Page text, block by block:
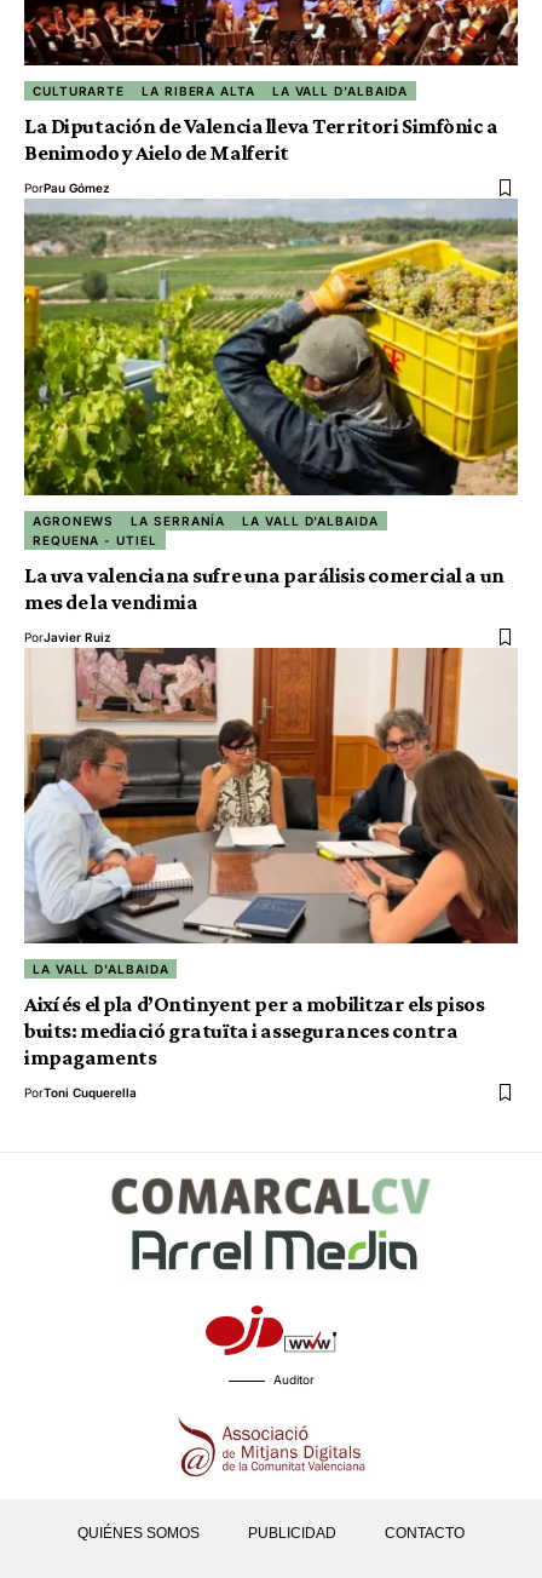
CULTURARTE LA RIBERA ALTA LA VALL D'ALBAIDA
La Diputación de Valencia lleva Territori Simfònic a
Benimodo y Aielo de Malferit
PorPau Gómez
AGRONEWS LA SERRANÍA
LA VALL D'ALBAIDA
REQUENA - UTIEL
La uva valenciana sufre una parálisis comercial a un
mes de la vendimia
PorJavier Ruiz
LA VALL D'ALBAIDA
Així és el pla d’Ontinyent per a mobilitzar els pisos
buits: mediació gratuïta i assegurances contra
impagaments
PorToni Cuquerella
Auditor
QUIÉNES SOMOS PUBLICIDAD CONTACTO